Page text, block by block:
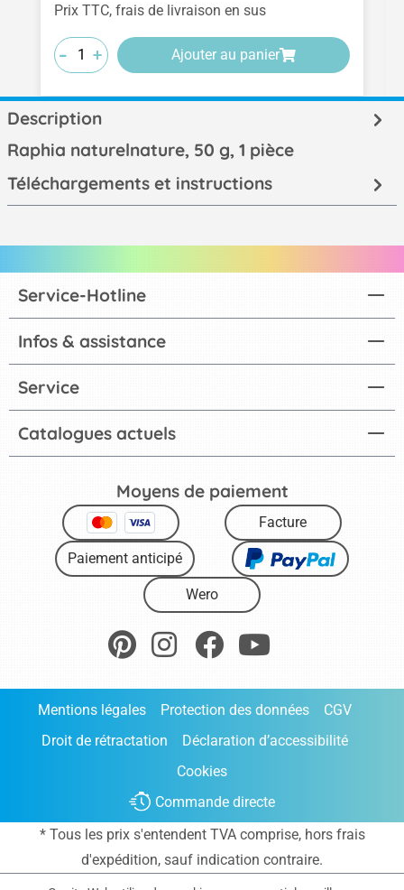
Prix TTC, frais de livraison en sus
-
-
- +
+
+ Ajouter au panier
Description
Raphia naturelnature, 50 g, 1 pièce
Téléchargements et instructions
Catalogues actuels
Service-Hotline
Infos & assistance
Service
Moyens de paiement
Facture
Paiement anticipé
Wero
Mentions légales Protection des données
CGV
Droit de rétractation
Déclaration d’accessibilité
Cookies
Commande directe
* Tous les prix s'entendent TVA comprise, hors frais
d'expédition, sauf indication contraire.